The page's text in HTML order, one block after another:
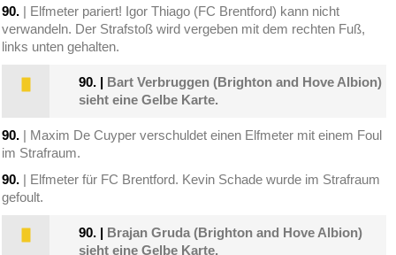
90. | Elfmeter pariert! Igor Thiago (FC Brentford) kann nicht
verwandeln. Der Strafstoß wird vergeben mit dem rechten Fuß,
links unten gehalten.
90. | Bart Verbruggen (Brighton and Hove Albion)
sieht eine Gelbe Karte.
90. | Maxim De Cuyper verschuldet einen Elfmeter mit einem Foul
im Strafraum.
90. | Elfmeter für FC Brentford. Kevin Schade wurde im Strafraum
gefoult.
90. | Brajan Gruda (Brighton and Hove Albion)
sieht eine Gelbe Karte.